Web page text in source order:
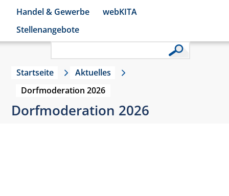
Handel & Gewerbe
webKITA
Stellenangebote
Startseite
Aktuelles
Dorfmoderation 2026
Dorfmoderation 2026